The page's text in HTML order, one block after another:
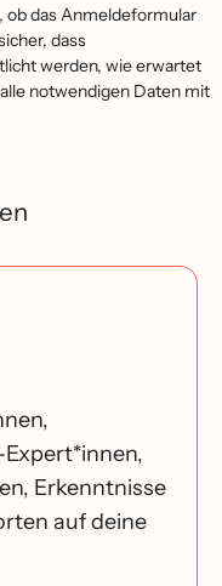
ob das Anmeldeformular
dass
werden, wie erwartet
notwendigen Daten mit
Erkenntnisse
auf deine